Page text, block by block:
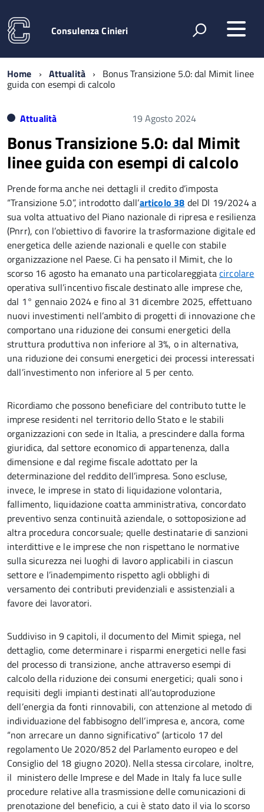
Consulenza Cinieri
Home Attualità Bonus Transizione 5.0: dal Mimit linee
guida con esempi di calcolo
Attualità 19 Agosto 2024
Bonus Transizione 5.0: dal Mimit
linee guida con esempi di calcolo
Prende forma anche nei dettagli il credito d’imposta
“Transizione 5.0”, introdotto dall’articolo 38 del Dl 19/2024 a
sua volta attuativo del Piano nazionale di ripresa e resilienza
(Pnrr), con l’obiettivo di favorire la trasformazione digitale ed
energetica delle aziende nazionali e quelle con stabile
organizzazione nel Paese. Ci ha pensato il Mimit, che lo
scorso 16 agosto ha emanato una particolareggiatacircolare
operativa sull’incentivo fiscale destinato alle imprese che,
dal 1° gennaio 2024 e fino al 31 dicembre 2025, effettuano
nuovi investimenti nell’ambito di progetti di innovazione che
comportano una riduzione dei consumi energetici della
struttura produttiva non inferiore al 3%, o in alternativa,
una riduzione dei consumi energetici dei processi interessati
dall’investimento non inferiore al 5 per cento.
Ricordiamo che possono beneficiare del contributo tutte le
imprese residenti nel territorio dello Stato e le stabili
organizzazioni con sede in Italia, a prescindere dalla forma
giuridica, dal settore economico di appartenenza, dalla
dimensione e dal regime fiscale adottato per la
determinazione del reddito dell’impresa. Sono escluse,
invece, le imprese in stato di liquidazione volontaria,
fallimento, liquidazione coatta amministrativa, concordato
preventivo senza continuità aziendale, o sottoposizione ad
altra procedura concorsuale; quelle destinatarie di sanzioni
interdittive e le imprese che non rispettano le normative
sulla sicurezza nei luoghi di lavoro applicabili in ciascun
settore e l’inadempimento rispetto agli obblighi di
versamento dei contributi previdenziali e assistenziali a
favore dei lavoratori.
Suddiviso in 9 capitoli, il documento del Mimit spiega, nel
dettaglio, come determinare i risparmi energetici nelle fasi
del processo di transizione, anche attraverso esempi di
calcolo della riduzione dei consumi energetici; quali sono i
requisiti degli impianti destinati all’autoproduzione
dell’energia da fonti rinnovabili, con attenzione al metodo di
individuazione del fabbisogno dell’impresa e, ancora, come
“non arrecare un danno significativo” (articolo 17 del
regolamento Ue 2020/852 del Parlamento europeo e del
Consiglio del 18 giugno 2020). Nella stessa circolare, inoltre,
il ministero delle Imprese e del Made in Italy fa luce sulle
procedure relative alla trasmissione delle comunicazioni di
prenotazione del beneficio, a cui è stato dato il via lo scorso